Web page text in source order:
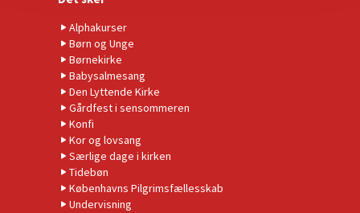
Alphakurser
Børn og Unge
Børnekirke
Babysalmesang
Den Lyttende Kirke
Gårdfest i sensommeren
Konfi
Kor og lovsang
Særlige dage i kirken
Tidebøn
Københavns Pilgrimsfællesskab
Undervisning